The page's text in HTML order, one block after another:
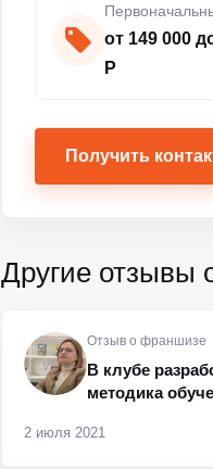
от 149 000
Р
Получить
Другие отзывы
Отзыв о франшизе
В клубе
методика
2 июля 2021